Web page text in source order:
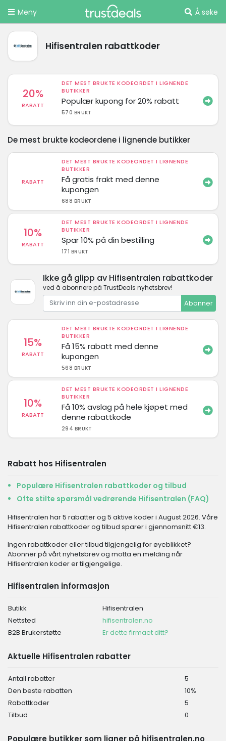
Meny Å søke
Hifisentralen rabattkoder
20%
RABATT
DET MEST BRUKTE KODEORDET I LIGNENDE
BUTIKKER
Populær kupong for 20% rabatt
570 BRUKT
De mest brukte kodeordene i lignende butikker
RABATT
DET MEST BRUKTE KODEORDET I LIGNENDE
BUTIKKER
Få gratis frakt med denne
kupongen
688 BRUKT
10%
RABATT
DET MEST BRUKTE KODEORDET I LIGNENDE
BUTIKKER
Spar 10% på din bestilling
171 BRUKT
Ikke gå glipp av Hifisentralen rabattkoder
ved å abonnere på TrustDeals nyhetsbrev!
Abonner
15%
RABATT
DET MEST BRUKTE KODEORDET I LIGNENDE
BUTIKKER
Få 15% rabatt med denne
kupongen
568 BRUKT
10%
RABATT
DET MEST BRUKTE KODEORDET I LIGNENDE
BUTIKKER
Få 10% avslag på hele kjøpet med
denne rabattkode
294 BRUKT
Rabatt hos Hifisentralen
Populære Hifisentralen rabattkoder og tilbud
Ofte stilte spørsmål vedrørende Hifisentralen (FAQ)
Hifisentralen har 5 rabatter og 5 aktive koder i August 2026. Våre
Hifisentralen rabattkoder og tilbud sparer i gjennomsnitt €13.
Ingen rabattkoder eller tilbud tilgjengelig for øyeblikket?
Abonner på vårt nyhetsbrev og motta en melding når
Hifisentralen koder er tilgjengelige.
Hifisentralen informasjon
Butikk
Hifisentralen
Nettsted
hifisentralen.no
B2B Brukerstøtte
Er dette firmaet ditt?
Aktuelle Hifisentralen rabatter
Antall rabatter
5
Den beste rabatten
10%
Rabattkoder
5
Tilbud
0
Populære butikker som ligner på hifisentralen.no